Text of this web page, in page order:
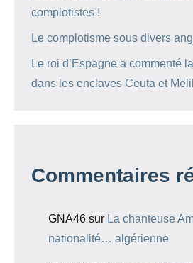
complotistes !
Le complotisme sous divers
Le roi d’Espagne a commenté
dans les enclaves Ceuta et
Commentaires
GNA46 sur La chanteuse
nationalité… algérienne